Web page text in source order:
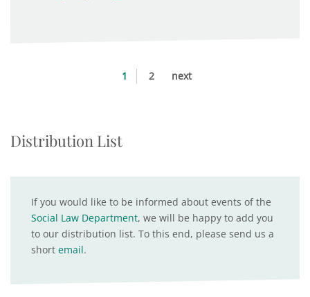
1 2 next
Distribution List
If you would like to be informed about events of the
Social Law Department, we will be happy to add you
to our distribution list. To this end, please send us a
short email.